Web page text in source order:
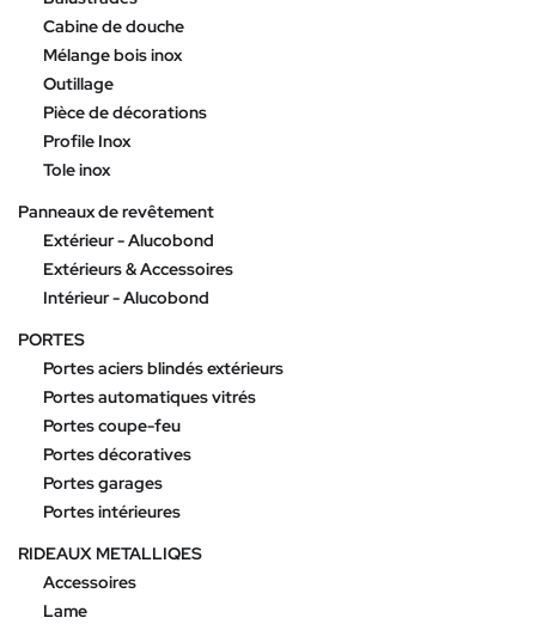
Cabine de douche
Mélange bois inox
Outillage
Pièce de décorations
Profile Inox
Tole inox
Panneaux de revêtement
Extérieur - Alucobond
Extérieurs & Accessoires
Intérieur - Alucobond
PORTES
Portes aciers blindés extérieurs
Portes automatiques vitrés
Portes coupe-feu
Portes décoratives
Portes garages
Portes intérieures
RIDEAUX METALLIQES
Accessoires
Lame